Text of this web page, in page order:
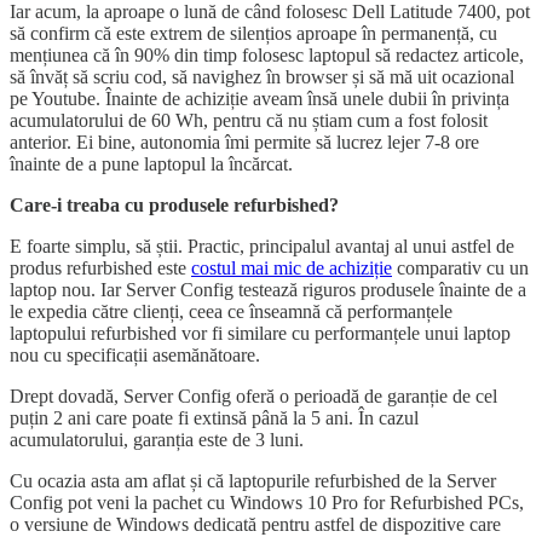
Iar acum, la aproape o lună de când folosesc Dell Latitude 7400, pot
să confirm că este extrem de silențios aproape în permanență, cu
mențiunea că în 90% din timp folosesc laptopul să redactez articole,
să învăț să scriu cod, să navighez în browser și să mă uit ocazional
pe Youtube. Înainte de achiziție aveam însă unele dubii în privința
acumulatorului de 60 Wh, pentru că nu știam cum a fost folosit
anterior. Ei bine, autonomia îmi permite să lucrez lejer 7-8 ore
înainte de a pune laptopul la încărcat.
Care-i treaba cu produsele refurbished?
E foarte simplu, să știi. Practic, principalul avantaj al unui astfel de
produs refurbished este costul mai mic de achiziție comparativ cu un
laptop nou. Iar Server Config testează riguros produsele înainte de a
le expedia către clienți, ceea ce înseamnă că performanțele
laptopului refurbished vor fi similare cu performanțele unui laptop
nou cu specificații asemănătoare.
Drept dovadă, Server Config oferă o perioadă de garanție de cel
puțin 2 ani care poate fi extinsă până la 5 ani. În cazul
acumulatorului, garanția este de 3 luni.
Cu ocazia asta am aflat și că laptopurile refurbished de la Server
Config pot veni la pachet cu Windows 10 Pro for Refurbished PCs,
o versiune de Windows dedicată pentru astfel de dispozitive care